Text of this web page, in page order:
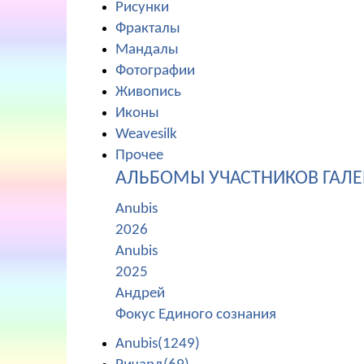
Рисунки
Фракталы
Мандалы
Фотографии
Живопись
Иконы
Weavesilk
Прочее
АЛЬБОМЫ УЧАСТНИКОВ
Anubis
2026
Anubis
2025
Андрей
Фокус Единого сознания
Anubis(1249)